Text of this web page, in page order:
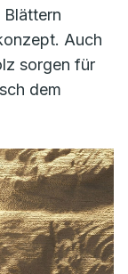
Auch
sorgen für
dem